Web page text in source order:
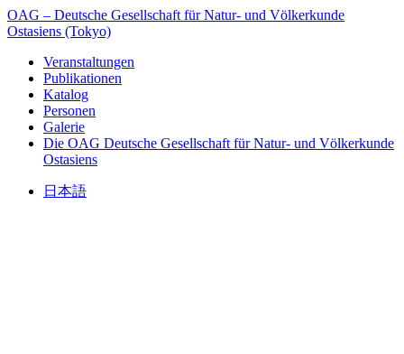
OAG – Deutsche Gesellschaft für Natur- und Völkerkunde
Ostasiens (Tokyo)
Veranstaltungen
Publikationen
Katalog
Personen
Galerie
Die OAG Deutsche Gesellschaft für Natur- und Völkerkunde
Ostasiens
日本語